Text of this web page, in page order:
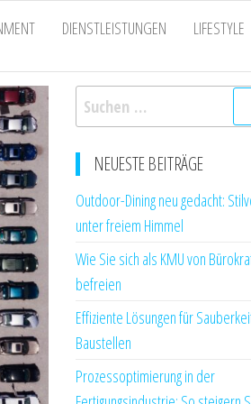
DIENSTLEISTUNGEN LIFESTYLE
Suchen
nach:
NEUESTE BEITRÄGE
Outdoor-Dining neu gedacht:
unter freiem Himmel
Wie Sie sich als KMU von
befreien
Effiziente Lösungen für
Baustellen
Prozessoptimierung in der